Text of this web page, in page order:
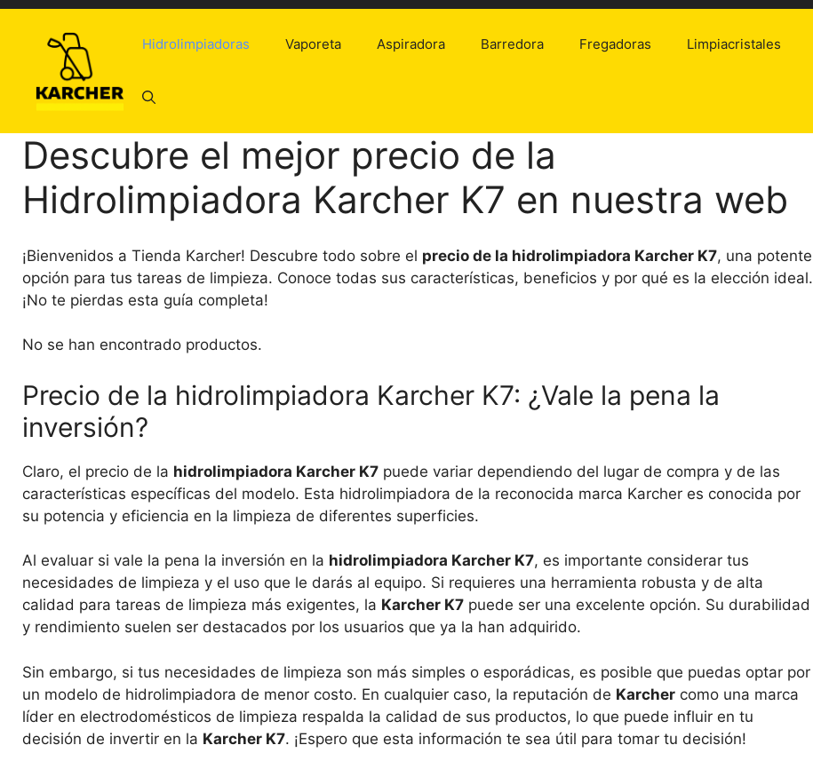
Saltar
contenido
Hidrolimpiadoras Vaporeta Aspiradora Barredora Fregadoras Limpiacristales
Descubre el mejor precio de la
Hidrolimpiadora Karcher K7 en nuestra web
¡Bienvenidos a Tienda Karcher! Descubre todo sobre el precio de la hidrolimpiadora Karcher K7, una potente
opción para tus tareas de limpieza. Conoce todas sus características, beneficios y por qué es la elección ideal.
¡No te pierdas esta guía completa!
No se han encontrado productos.
Precio de la hidrolimpiadora Karcher K7: ¿Vale la pena la
inversión?
Claro, el precio de la hidrolimpiadora Karcher K7 puede variar dependiendo del lugar de compra y de las
características específicas del modelo. Esta hidrolimpiadora de la reconocida marca Karcher es conocida por
su potencia y eficiencia en la limpieza de diferentes superficies.
Al evaluar si vale la pena la inversión en la hidrolimpiadora Karcher K7, es importante considerar tus
necesidades de limpieza y el uso que le darás al equipo. Si requieres una herramienta robusta y de alta
calidad para tareas de limpieza más exigentes, la Karcher K7 puede ser una excelente opción. Su durabilidad
y rendimiento suelen ser destacados por los usuarios que ya la han adquirido.
Sin embargo, si tus necesidades de limpieza son más simples o esporádicas, es posible que puedas optar por
un modelo de hidrolimpiadora de menor costo. En cualquier caso, la reputación de Karcher como una marca
líder en electrodomésticos de limpieza respalda la calidad de sus productos, lo que puede influir en tu
decisión de invertir en la Karcher K7. ¡Espero que esta información te sea útil para tomar tu decisión!